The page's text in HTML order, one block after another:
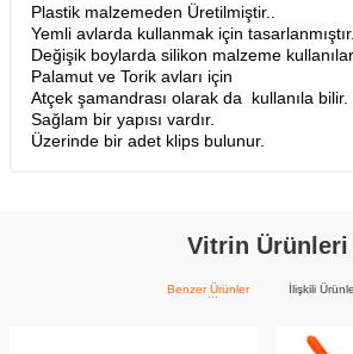
Plastik malzemeden Üretilmiştir..
Yemli avlarda kullanmak için tasarlanmıştır.
Değişik boylarda silikon malzeme
Palamut ve Torik avları için
Atçek şamandrası olarak da kullanıla bilir.
Sağlam bir yapısı vardır.
Üzerinde bir adet klips bulunur.
Vitrin Ürünleri
Benzer Ürünler İlişkili